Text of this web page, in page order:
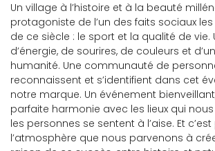
Un village à l’histoire et à la beauté
protagoniste de l’un des faits sociaux
de ce siècle : le sport et la qualité de vie.
d’énergie, de sourires, de couleurs et
humanité. Une communauté de
reconnaissent et s’identifient dans cet
notre marque. Un événement
parfaite harmonie avec les lieux qui
les personnes se sentent à l’aise. Et
l’atmosphère que nous parvenons à